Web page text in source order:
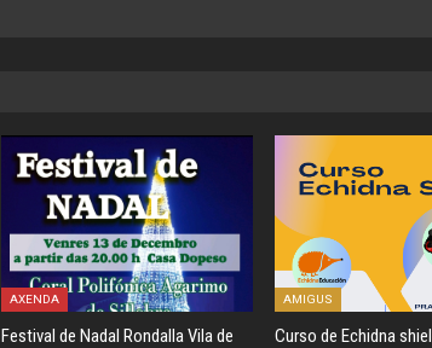
AXENDA
Festival de Nadal Rondalla Vila de
AMIGUS
Curso de Echidna